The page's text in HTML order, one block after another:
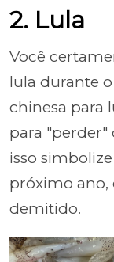
2. Lula
Você
lula durante o
chinesa para
para "perder"
isso
próximo ano,
demitido.